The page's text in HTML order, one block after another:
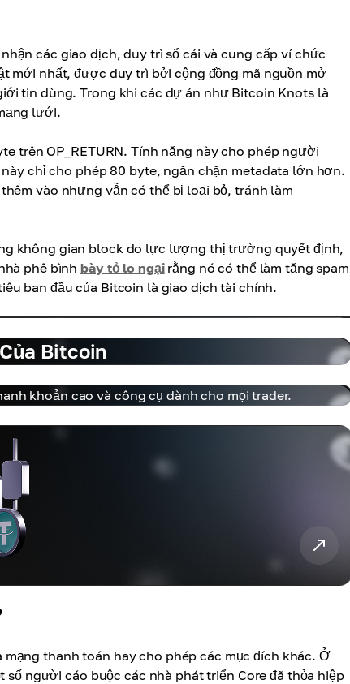
các giao dịch, duy trì sổ cái và cung cấp ví chức
mới nhất, được duy trì bởi cộng đồng mã nguồn mở
tin dùng. Trong khi các dự án như Bitcoin Knots là
lưới.
trên OP_RETURN. Tính năng này cho phép người
chỉ cho phép 80 byte, ngăn chặn metadata lớn hơn.
vào nhưng vẫn có thể bị loại bỏ, tránh làm
không gian block do lực lượng thị trường quyết định,
phê bìnhbày tỏ lo ngạirằng nó có thể làm tăng spam
ban đầu của Bitcoin là giao dịch tài chính.
Bitcoin
khoản cao và công cụ dành cho mọi trader.
thanh toán hay cho phép các mục đích khác. Ở
người cáo buộc các nhà phát triển Core đã thỏa hiệp